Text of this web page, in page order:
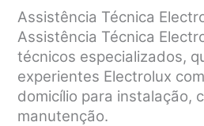
Assistência Técnica
Assistência Técnica
técnicos especializados,
experientes Electrolux
domicílio para instalação,
manutenção.